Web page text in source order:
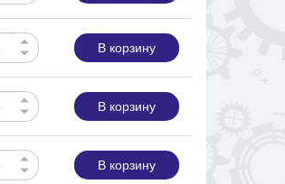
В корзину
В корзину
В корзину